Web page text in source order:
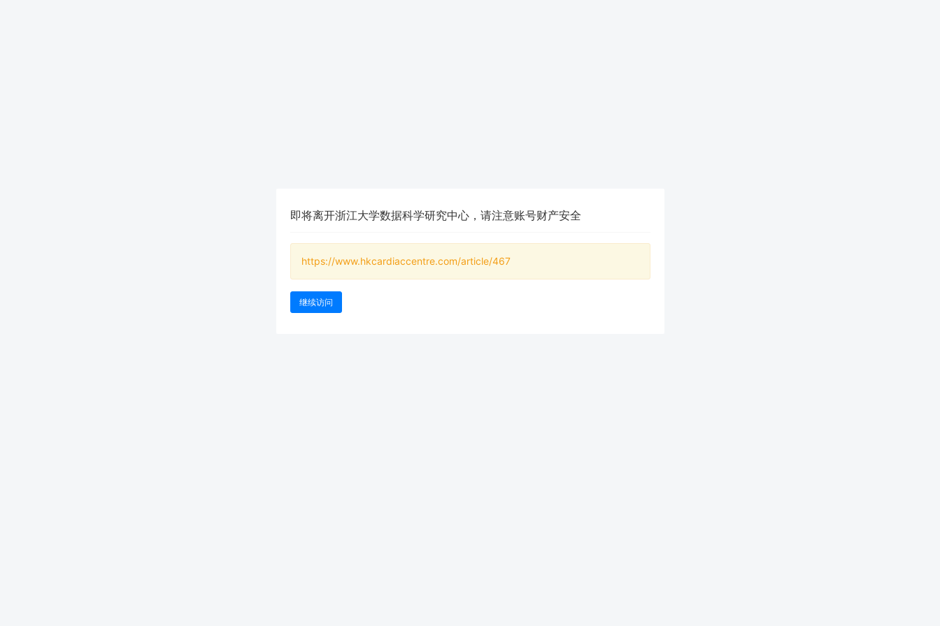
即将离开浙江大学数据科学研究中心，请注意账号财产安全
https://www.hkcardiaccentre.com/article/467
继续访问